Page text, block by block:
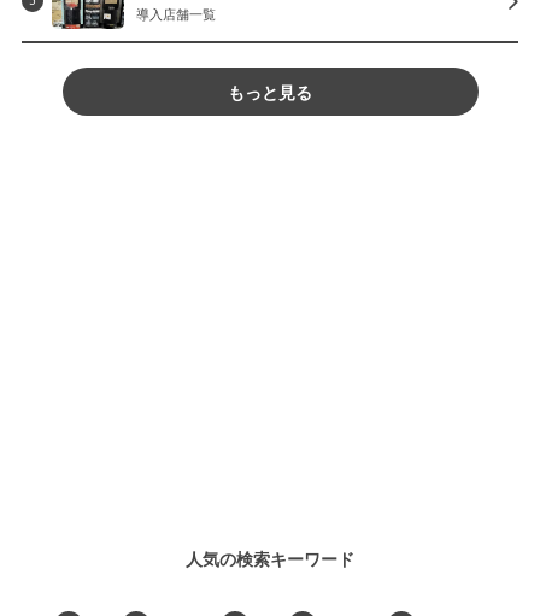
導入店舗一覧
もっと見る
人気の検索キーワード